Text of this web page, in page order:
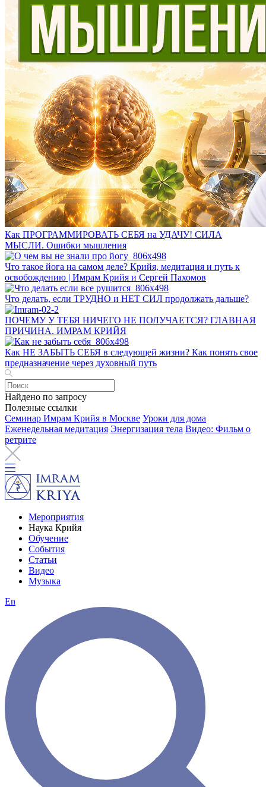
Как ПРОГРАММИРОВАТЬ СЕБЯ на УДАЧУ! СИЛА
МЫСЛИ. Ошибки мышления
Что такое йога на самом деле? Крийя, медитация и путь к
освобождению | Имрам Крийя и Сергей Пахомов
Что делать, если ТРУДНО и НЕТ СИЛ продолжать дальше?
ПОЧЕМУ У ТЕБЯ НИЧЕГО НЕ ПОЛУЧАЕТСЯ? ГЛАВНАЯ
ПРИЧИНА. ИМРАМ КРИЙЯ
Как НЕ ЗАБЫТЬ СЕБЯ в следующей жизни? Как понять свое
предназначение через духовный путь
Найдено по запросу
Полезные ссылки
Семинар Имрам Крийя в Москве Уроки для дома
Еженедельная медитация Энергизация тела Видео: Фильм о
ретрите
Мероприятия
Наука Крийя
Обучение
События
Статьи
Видео
Музыка
En